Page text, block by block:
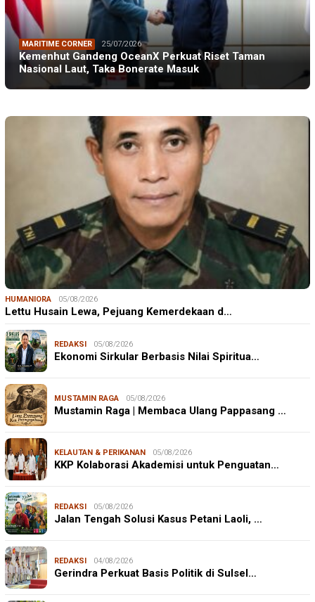
MARITIME CORNER 25/07/2026
Kemenhut Gandeng OceanX Perkuat Riset Taman
Nasional Laut, Taka Bonerate Masuk
HUMANIORA 05/08/2026
Lettu Husain Lewa, Pejuang Kemerdekaan d…
REDAKSI 05/08/2026
Ekonomi Sirkular Berbasis Nilai Spiritua…
MUSTAMIN RAGA 05/08/2026
Mustamin Raga | Membaca Ulang Pappasang …
KELAUTAN & PERIKANAN 05/08/2026
KKP Kolaborasi Akademisi untuk Penguatan…
REDAKSI 05/08/2026
Jalan Tengah Solusi Kasus Petani Laoli, …
REDAKSI 04/08/2026
Gerindra Perkuat Basis Politik di Sulsel…